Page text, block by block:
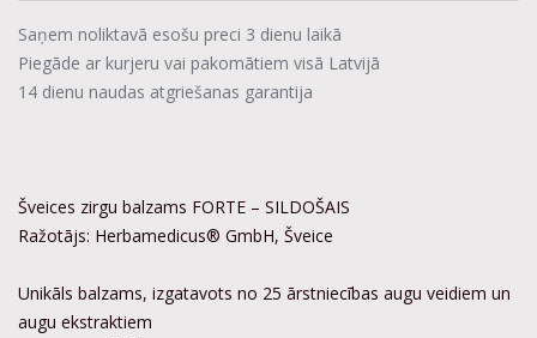
Saņem noliktavā esošu preci 3 dienu laikā
Piegāde ar kurjeru vai pakomātiem visā Latvijā
14 dienu naudas atgriešanas garantija
Šveices zirgu balzams FORTE – SILDOŠAIS
Ražotājs: Herbamedicus® GmbH, Šveice
Unikāls balzams, izgatavots no 25 ārstniecības augu veidiem un
augu ekstraktiem